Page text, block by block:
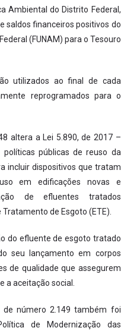
Ambiental do Distrito Federal,
saldos financeiros positivos do
(FUNAM) para o Tesouro
utilizados ao final de cada
reprogramados para o
altera a Lei 5.890, de 2017 –
públicas de reuso da
incluir dispositivos que tratam
em edificações novas e
de efluentes tratados
de Esgoto (ETE).
do efluente de esgoto tratado
seu lançamento em corpos
de qualidade que assegurem
a aceitação social.
número 2.149 também foi
de Modernização das